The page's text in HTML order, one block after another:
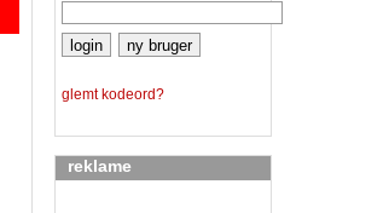
glemt kodeord?
reklame